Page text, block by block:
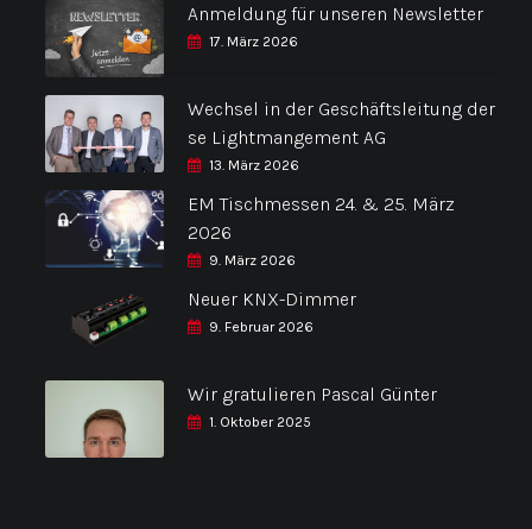
Anmeldung für unseren Newsletter
17. März 2026
Wechsel in der Geschäftsleitung der
se Lightmangement AG
13. März 2026
EM Tischmessen 24. & 25. März
2026
9. März 2026
Neuer KNX-Dimmer
9. Februar 2026
Wir gratulieren Pascal Günter
1. Oktober 2025